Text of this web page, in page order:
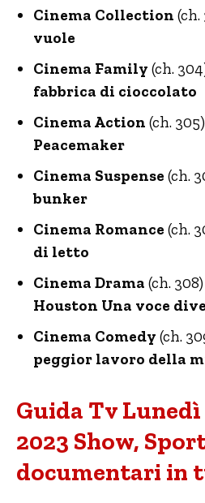
Cinema Collection (ch.
vuole
Cinema Family (ch.
fabbrica di cioccolato
Cinema Action (ch.
Peacemaker
Cinema Suspense (ch.
bunker
Cinema Romance (ch.
di letto
Cinema Drama (ch.
Houston Una voce
Cinema Comedy (ch.
peggior lavoro della
Guida Tv
2023 Show,
documentari in